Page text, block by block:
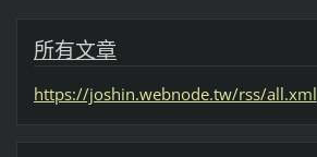
所有文章
https://joshin.webnode.tw/rss/all.xml